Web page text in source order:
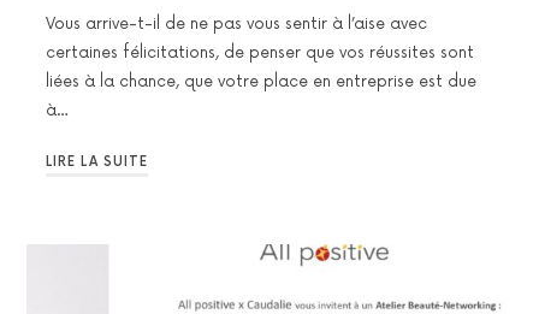
Vous arrive-t-il de ne pas vous sentir à l’aise avec
certaines félicitations, de penser que vos réussites sont
liées à la chance, que votre place en entreprise est due
à…
LIRE LA SUITE